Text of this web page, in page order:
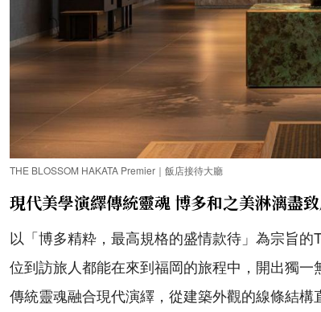
THE BLOSSOM HAKATA Premier｜飯店接待大廳
現代美學演繹傳統靈魂 博多和之美淋漓盡
以「博多精粋，最高規格的盛情款待」為宗旨
位到訪旅人都能在來到福岡的旅程中，開出獨
傳統靈魂融合現代演繹，從建築外觀的線條結